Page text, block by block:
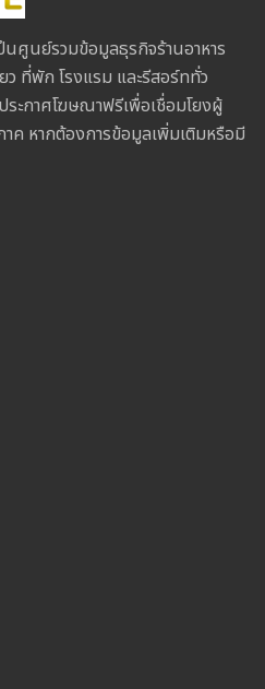
ศูนย์รวมข้อมูลธุรกิจร้านอาหาร
ที่พัก โรงแรม และรีสอร์ททั่ว
ระกาศโฆษณาฟรีเพื่อเชื่อมโยงผู้
ค หากต้องการข้อมูลเพิ่มเติมหรือมี